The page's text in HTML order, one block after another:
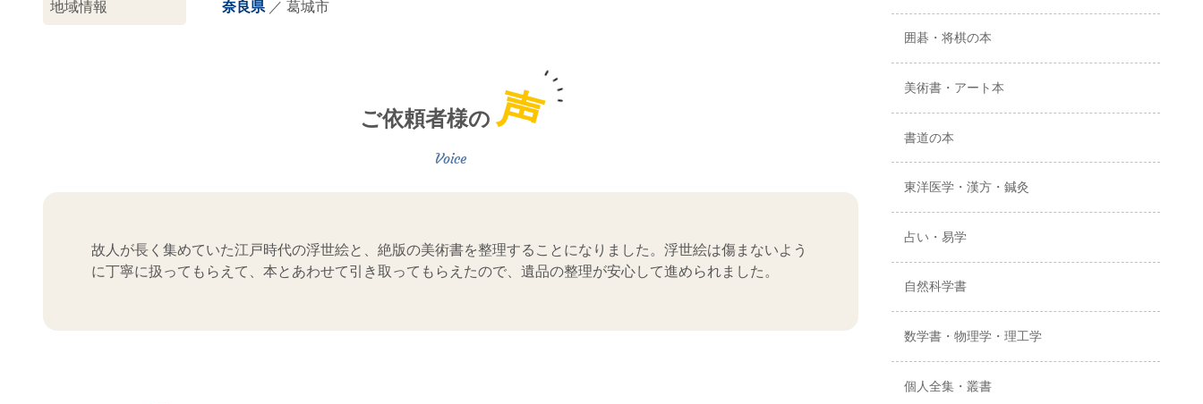
地域情報 奈良県 葛城市
ご依頼者様の 声
故人が長く集めていた江戸時代の浮世絵と、絶版の美術書を整理することになりました。浮世絵は傷まないよう
に丁寧に扱ってもらえて、本とあわせて引き取ってもらえたので、遺品の整理が安心して進められました。
囲碁・将棋の本
美術書・アート本
書道の本
東洋医学・漢方・鍼灸
占い・易学
自然科学書
数学書・物理学・理工学
個人全集・叢書